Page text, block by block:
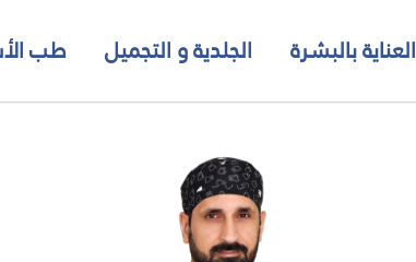
طب الجلدية و التجميل العناية بالبشرة د.